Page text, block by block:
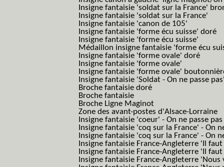
Insigne fantaisie 'soldat sur la France'
Insigne fantaisie 'soldat sur la France'
Insigne fantaisie 'canon de 105'
Insigne fantaisie 'forme écu suisse' doré
Insigne fantaisie 'forme écu suisse'
Médaillon insigne fantaisie 'forme écu
Insigne fantaisie 'forme ovale' doré
Insigne fantaisie 'forme ovale'
Insigne fantaisie 'forme ovale'
Insigne fantaisie 'Soldat - On ne passe
Broche fantaisie doré
Broche fantaisie
Broche Ligne Maginot
Zone des avant-postes d'Alsace-Lorraine
Insigne fantaisie 'coeur' - On ne passe pas
Insigne fantaisie 'coq sur la France' - On
Insigne fantaisie 'coq sur la France' - On
Insigne fantaisie France-Angleterre 'Il
Insigne fantaisie France-Angleterre 'Il
Insigne fantaisie France-Angleterre